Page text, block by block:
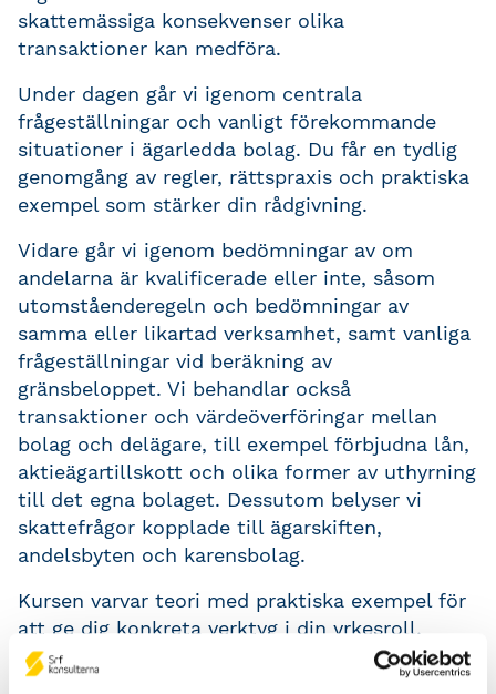
skattemässiga konsekvenser olika
transaktioner kan medföra.
Under dagen går vi igenom centrala
frågeställningar och vanligt förekommande
situationer i ägarledda bolag. Du får en tydlig
genomgång av regler, rättspraxis och praktiska
exempel som stärker din rådgivning.
Vidare går vi igenom bedömningar av om
andelarna är kvalificerade eller inte, såsom
utomståenderegeln och bedömningar av
samma eller likartad verksamhet, samt vanliga
frågeställningar vid beräkning av
gränsbeloppet. Vi behandlar också
transaktioner och värdeöverföringar mellan
bolag och delägare, till exempel förbjudna lån,
aktieägartillskott och olika former av uthyrning
till det egna bolaget. Dessutom belyser vi
skattefrågor kopplade till ägarskiften,
andelsbyten och karensbolag.
Kursen varvar teori med praktiska exempel för
att ge dig konkreta verktyg i din yrkesroll.